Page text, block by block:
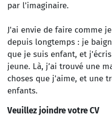
par l'imaginaire.
J'ai envie de faire comme
depuis longtemps : je
que je suis enfant, et
jeune. Là, j’ai trouvé une
choses que j'aime, et une
enfants.
Veuillez joindre votre CV